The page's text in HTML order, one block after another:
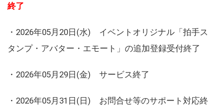
終了
・2026年05月20日(水) イベントオリジナル「拍手ス
タンプ・アバター・エモート」の追加登録受付終了
・2026年05月29日(金) サービス終了
・2026年05月31日(日) お問合せ等のサポート対応終